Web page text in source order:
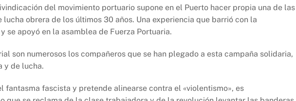
del movimiento portuario supone en el Puerto hacer propia una de las
lucha obrera de los últimos 30 años. Una experiencia que barrió con la
se apoyó en la asamblea de Fuerza Portuaria.
son numerosos los compañeros que se han plegado a esta campaña solidaria,
y de lucha.
fantasma fascista y pretende alinearse contra el «violentismo», es